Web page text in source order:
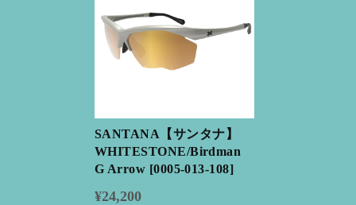
SANTANA【サンタナ】
WHITESTONE/Birdman
G Arrow [0005-013-108]
¥24,200